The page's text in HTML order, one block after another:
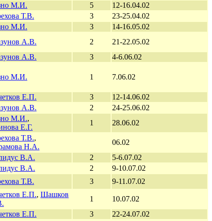
М.И. 5
12-16.04.02
Т.В. 3
23-25.04.02
М.И. 3
14-16.05.02
А.В. 2
21-22.05.02
А.В. 3 4-6.06.02
М.И. 1 7.06.02
Е.П. 3
12-14.06.02
А.В. 2
24-25.06.02
М.И.,
Е.Г.
1 28.06.02
Т.В.,
Н.А.
06.02
В.А. 2
5-6.07.02
В.А. 2
9-10.07.02
Т.В. 3 9-11.07.02
Е.П., Шашков
1
10.07.02
Е.П. 3
22-24.07.02